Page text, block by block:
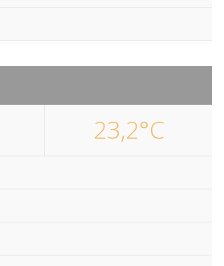
23,2°C